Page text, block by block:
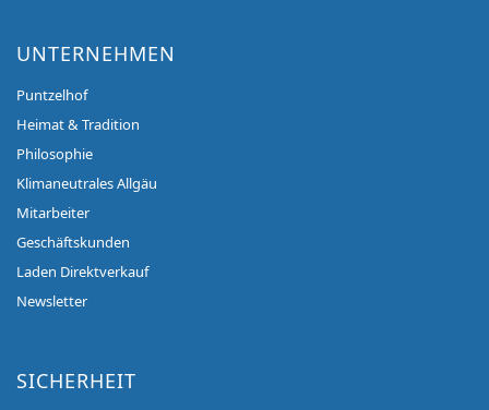
UNTERNEHMEN
Puntzelhof
Heimat & Tradition
Philosophie
Klimaneutrales Allgäu
Mitarbeiter
Geschäftskunden
Laden Direktverkauf
Newsletter
SICHERHEIT